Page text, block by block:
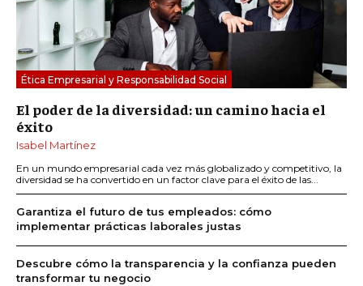
Ética Empresarial y Responsabilidad Social
El poder de la diversidad: un camino hacia el
éxito
Isabel Martínez
En un mundo empresarial cada vez más globalizado y competitivo, la
diversidad se ha convertido en un factor clave para el éxito de las...
Garantiza el futuro de tus empleados: cómo
implementar prácticas laborales justas
Descubre cómo la transparencia y la confianza pueden
transformar tu negocio